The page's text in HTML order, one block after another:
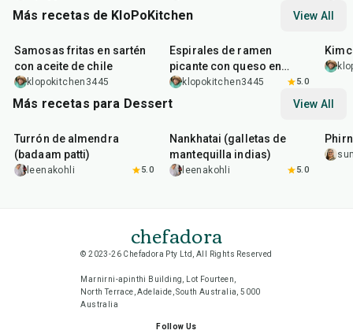
Más recetas de KloPoKitchen View All
Samosas fritas en sartén
con aceite de chile
klopokitchen3445
Espirales de ramen
picante con queso en
papel de arroz y
mayonesa de furikake
klopokitchen3445 5.0
Más recetas para Dessert View All
Turrón de almendra
(badaam patti)
leenakohli 5.0
Nankhatai (galletas de
mantequilla indias)
leenakohli 5.0
chefadora
© 2023-26 Chefadora Pty Ltd, All Rights Reserved
Marnirni-apinthi Building, Lot Fourteen,
North Terrace, Adelaide, South Australia, 5000
Australia
Follow Us